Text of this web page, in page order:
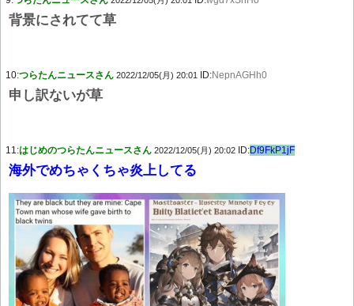
背景にされてて草
10:つらたんニュースさん 2022/12/05(月) 20:01 ID:NepnAGHh0
申し訳ないが草
11:はじめのつらたんニュースさん 2022/12/05(月) 20:02 ID:Df9FkP1jF
海外でめちゃくちゃ炎上してる